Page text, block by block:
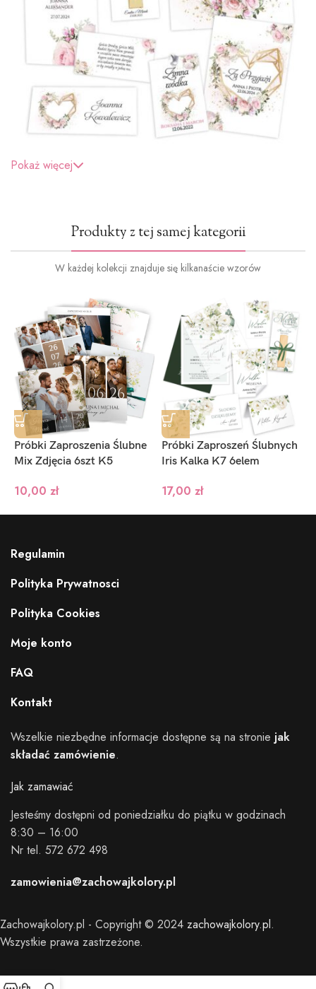
Pokaż więcej
Produkty z tej samej kategorii
W każdej kolekcji znajduje się kilkanaście wzorów
Próbki Zaproszenia Ślubne
Mix Zdjęcia 6szt K5
10,00 zł
Próbki Zaproszeń Ślubnych
Iris Kalka K7 6elem
17,00 zł
Regulamin
Polityka Prywatnosci
Polityka Cookies
Moje konto
FAQ
Kontakt
Wszelkie niezbędne informacje dostępne są na stronie jak
składać zamówienie.
Jak zamawiać
Jesteśmy dostępni od poniedziałku do piątku w godzinach
8:30 – 16:00
Nr tel. 572 672 498
zamowienia@zachowajkolory.pl
Zachowajkolory.pl - Copyright © 2024 zachowajkolory.pl.
Wszystkie prawa zastrzeżone.